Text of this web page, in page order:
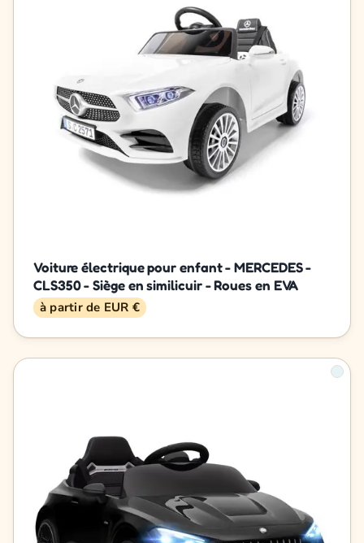
Voiture électrique pour enfant - MERCEDES -
CLS350 - Siège en similicuir - Roues en EVA
à partir de EUR €